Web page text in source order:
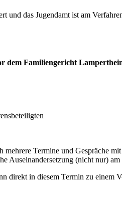
das Jugendamt ist am
dem Familiengericht
Termine und Gespräche
Auseinandersetzung (nicht nur)
direkt in diesem Termin zu einem